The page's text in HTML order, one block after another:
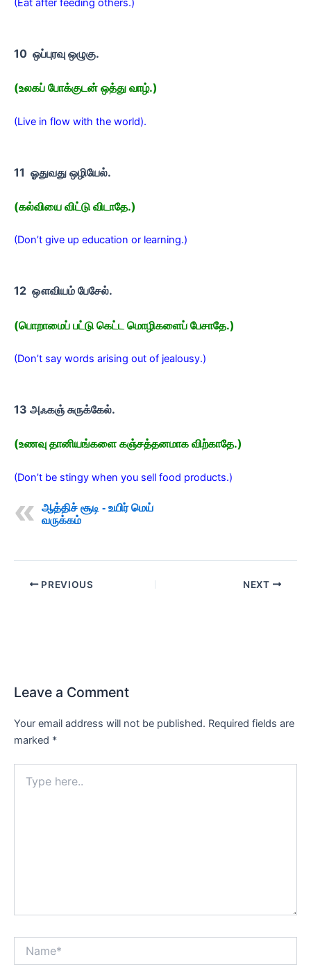
(Eat after feeding others.)
10 ஒப்புரவு ஒழுகு.
(உலகப் போக்குடன் ஒத்து வாழ்.)
(Live in flow with the world).
11 ஓதுவது ஒழியேல்.
(கல்வியை விட்டு விடாதே.)
(Don’t give up education or learning.)
12 ஔவியம் பேசேல்.
(பொறாமைப் பட்டு கெட்ட மொழிகளைப் பேசாதே.)
(Don’t say words arising out of jealousy.)
13 அஃகஞ் சுருக்கேல்.
(உணவு தானியங்களை கஞ்சத்தனமாக விற்காதே.)
(Don’t be stingy when you sell food products.)
ஆத்திச் சூடி - உயிர் மெய்
வருக்கம்
PREVIOUS NEXT
Leave a Comment
Your email address will not be published. Required fields are
marked *
here..